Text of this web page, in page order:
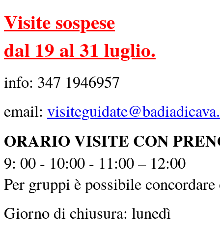
Visite sospese
dal 19 al 31 luglio.
info: 347 1946957
email:
ORARIO VISITE CON
9: 00 - 10:00 - 11:00 – 12:00
Per gruppi è possibile
Giorno di chiusura: lunedì